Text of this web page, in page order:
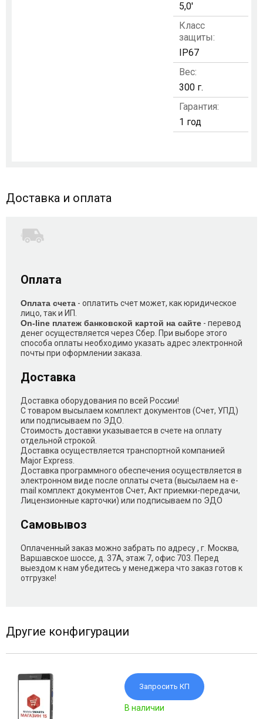
5,0'
Класс
защиты:
IP67
Вес:
300 г.
Гарантия:
1 год
Доставка и оплата
Оплата
Оплата счета - оплатить счет может, как юридическое
лицо, так и ИП.
On-line платеж банковской картой на сайте - перевод
денег осуществляется через Сбер. При выборе этого
способа оплаты необходимо указать адрес электронной
почты при оформлении заказа.
Доставка
Доставка оборудования по всей России!
С товаром высылаем комплект документов (Счет, УПД)
или подписываем по ЭДО.
Стоимость доставки указывается в счете на оплату
отдельной строкой.
Доставка осуществляется транспортной компанией
Major Express.
Доставка программного обеспечения осуществляется в
электронном виде после оплаты счета (высылаем на e-
mail комплект документов Счет, Акт приемки-передачи,
Лицензионные карточки) или подписываем по ЭДО
Самовывоз
Оплаченный заказ можно забрать по адресу , г. Москва,
Варшавское шоссе, д. 37А, этаж 7, офис 703. Перед
выездом к нам убедитесь у менеджера что заказ готов к
отгрузке!
Другие конфигурации
Запросить КП
В наличии